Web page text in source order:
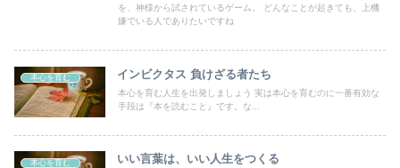
を、神様から試されているゲーム。 どんなことが起きても、上機
嫌でいる人でありたいですね
本心を育む インビクタス 負けざる者たち
本心を育む人生を出発しましょう 実は本心を育むのに一番有効な
手段は『本を読むこと』です。な...
本心を育む いい言葉は、いい人生をつくる